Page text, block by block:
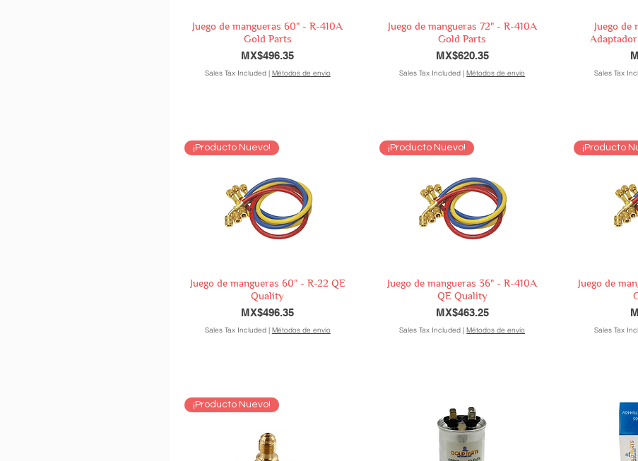
Juego de mangueras 60" - R-410A
Gold Parts
Price
MX$496.35
Sales Tax Included| Métodos de envío
Juego de mangueras 72" - R-410A
Gold Parts
Price
MX$620.35
Sales Tax Included |Métodos de envío
Juego de
Sales Tax
¡Producto Nuevo!
Juego de mangueras 60" - R-22 QE
Quality
Price
MX$496.35
Sales Tax Included| Métodos de envío
¡Producto Nuevo!
Juego de mangueras 36" - R-410A
QE Quality
Price
MX$463.25
Sales Tax Included |Métodos de envío
¡Producto
Juego de
Sales Tax
¡Producto Nuevo!